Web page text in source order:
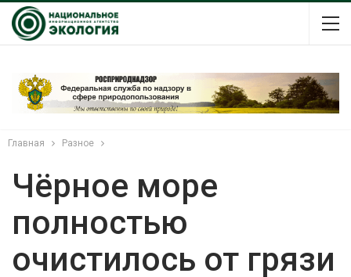
Главная Разное
Чёрное море
полностью
очистилось от грязи